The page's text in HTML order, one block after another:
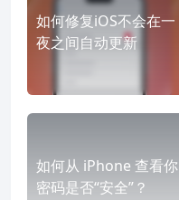
如何修复iOS不会在一
夜之间自动更新
如何从 iPhone 查看你
密码是否“安全”？